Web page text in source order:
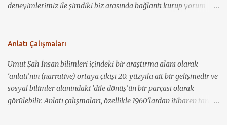
deneyimlerimiz ile şimdiki biz arasında bağlantı kurup yorum
dönüşebildiğini, annelik kavramının toplum için ne demek
kullanılabileceğini görüyoruz. Birçok coğrafyada, çocuğa bakım
veren birincil kişinin anne olması gerektiği, anneliğin kutsallığı ve
bunun bir zorunlulukmuş gibi algılanması yadsınamaz bir gerçek.
Öte yandan, çocuk sahibi olmaya hazır hissetmeyen anne
Anlatı Çalışmaları
Umut Şah İnsan bilimleri içindeki bir araştırma alanı olarak
‘anlatı’nın (narrative) ortaya çıkışı 20. yüzyıla ait bir gelişmedir ve
sosyal bilimler alanındaki ‘dile dönüş’ün bir parçası olarak
görülebilir. Anlatı çalışmaları, özellikle 1960’lardan itibaren tarih,